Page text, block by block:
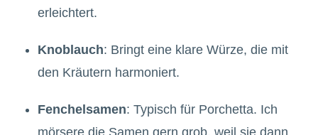
erleichtert.
Knoblauch: Bringt eine klare Würze, die mit
den Kräutern harmoniert.
Fenchelsamen: Typisch für Porchetta. Ich